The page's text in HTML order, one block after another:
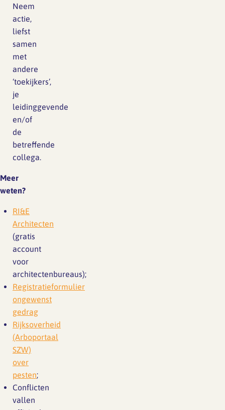
Neem
actie,
liefst
samen
met
andere
‘toekijkers’,
je
leidinggevende
en/of
de
betreffende
collega.
Meer
weten?
RI&E
Architecten
(gratis
account
voor
architectenbureaus);
Registratieformulier
ongewenst
gedrag
Rijksoverheid
(Arboportaal
SZW)
over
pesten;
Conflicten
vallen